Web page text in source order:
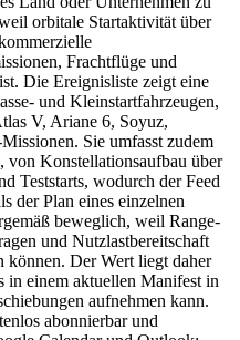
orbitale Startaktivität über
Frachtflüge und
Die Ereignisliste zeigt eine
und Kleinstartfahrzeugen,
V, Ariane 6, Soyuz,
Sie umfasst zudem
von Konstellationsaufbau über
Teststarts, wodurch der Feed
der Plan eines einzelnen
beweglich, weil Range-
und Nutzlastbereitschaft
können. Der Wert liegt daher
in einem aktuellen Manifest in
aufnehmen kann.
abonnierbar und